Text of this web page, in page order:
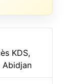
KDS,